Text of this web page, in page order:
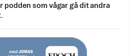
podden som vågar gå dit andra